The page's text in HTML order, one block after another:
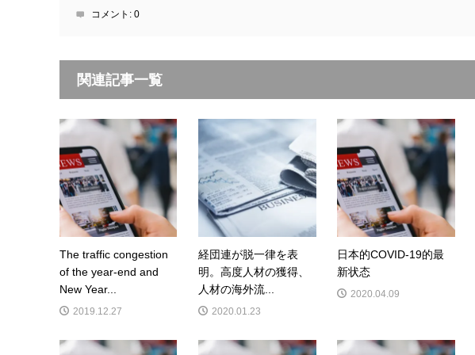
コメント: 0
関連記事一覧
The traffic congestion
of the year-end and
New Year...
2019.12.27
経団連が脱一律を表
明。高度人材の獲得、
人材の海外流...
2020.01.23
日本的COVID-19的最
新状态
2020.04.09